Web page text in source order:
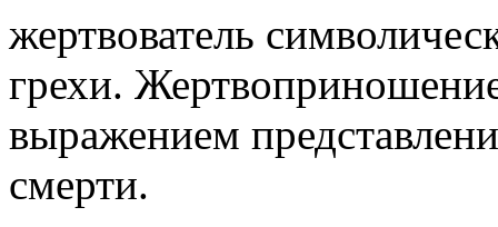
жертвователь
грехи.
выражением
смерти.